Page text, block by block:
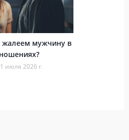
мужчину в
июля 2026 г.